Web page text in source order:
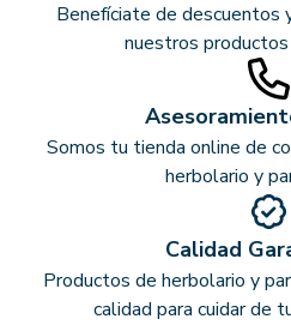
Benefíciate de descuentos
nuestros
Somos tu tienda online de
herbolario y
Calidad
Productos de herbolario y
calidad para cuidar de